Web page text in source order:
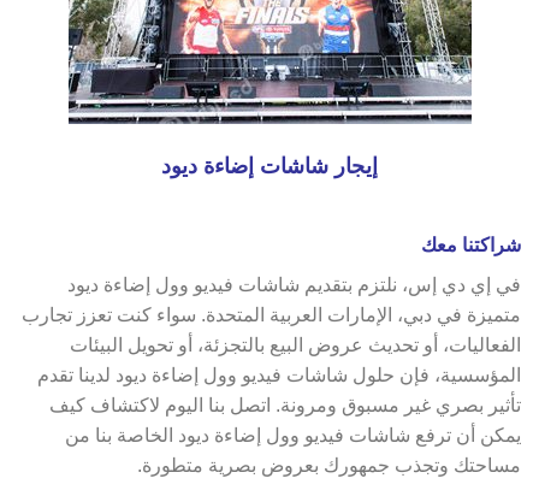
إيجار شاشات إضاءة ديود
شراكتنا معك
في إي دي إس، نلتزم بتقديم شاشات فيديو وول إضاءة ديود
متميزة في دبي، الإمارات العربية المتحدة. سواء كنت تعزز تجارب
الفعاليات، أو تحديث عروض البيع بالتجزئة، أو تحويل البيئات
المؤسسية، فإن حلول شاشات فيديو وول إضاءة ديود لدينا تقدم
تأثير بصري غير مسبوق ومرونة. اتصل بنا اليوم لاكتشاف كيف
يمكن أن ترفع شاشات فيديو وول إضاءة ديود الخاصة بنا من
مساحتك وتجذب جمهورك بعروض بصرية متطورة.